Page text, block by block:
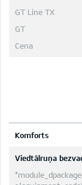
Komforts
Viedtālruņa